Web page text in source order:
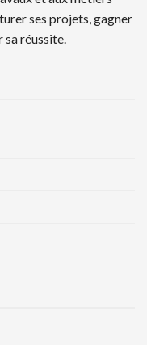
ses projets, gagner
réussite.